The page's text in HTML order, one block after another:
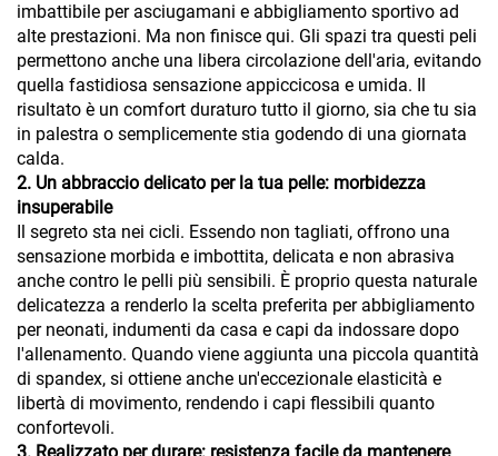
imbattibile per asciugamani e abbigliamento sportivo ad
alte prestazioni. Ma non finisce qui. Gli spazi tra questi peli
permettono anche una libera circolazione dell'aria, evitando
quella fastidiosa sensazione appiccicosa e umida. Il
risultato è un comfort duraturo tutto il giorno, sia che tu sia
in palestra o semplicemente stia godendo di una giornata
calda.
2. Un abbraccio delicato per la tua pelle: morbidezza
insuperabile
Il segreto sta nei cicli. Essendo non tagliati, offrono una
sensazione morbida e imbottita, delicata e non abrasiva
anche contro le pelli più sensibili. È proprio questa naturale
delicatezza a renderlo la scelta preferita per abbigliamento
per neonati, indumenti da casa e capi da indossare dopo
l'allenamento. Quando viene aggiunta una piccola quantità
di spandex, si ottiene anche un'eccezionale elasticità e
libertà di movimento, rendendo i capi flessibili quanto
confortevoli.